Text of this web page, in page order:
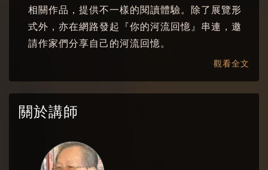
相關作品，提供不一樣的閱讀體驗。除了展覽形
式外，亦在網路發起『你的河流回憶』串連，邀
請作家們分享自己的河流回憶。
影片拍攝於2018年10月
觀看全文
關於講師